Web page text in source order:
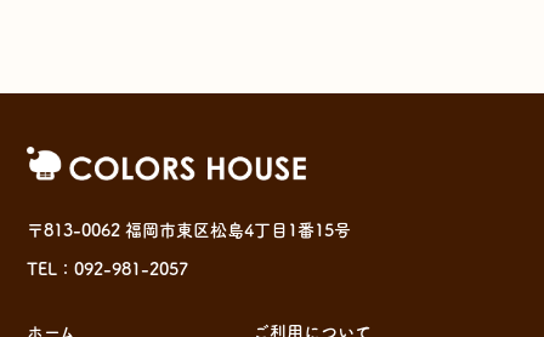
〒813-0062 福岡市東区松島4丁目1番15号
TEL：092-981-2057
ホーム ご利用について